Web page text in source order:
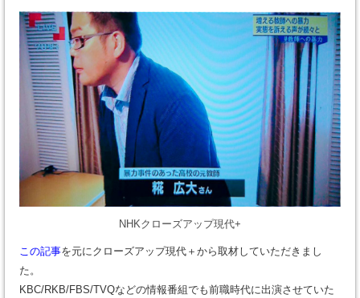
NHKクローズアップ現代+
この記事を元にクローズアップ現代＋から取材していただきまし
た。
KBC/RKB/FBS/TVQなどの情報番組でも前職時代に出演させていた